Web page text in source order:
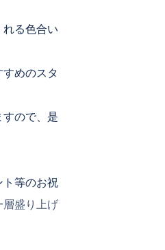
る色合い
めのスタ
ので、是
ト等のお祝
層盛り上げ